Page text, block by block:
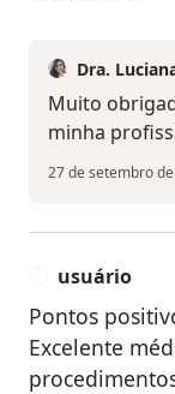
Dra.
Muito
minha
27 de setembro
usuário
Pontos
Excelente